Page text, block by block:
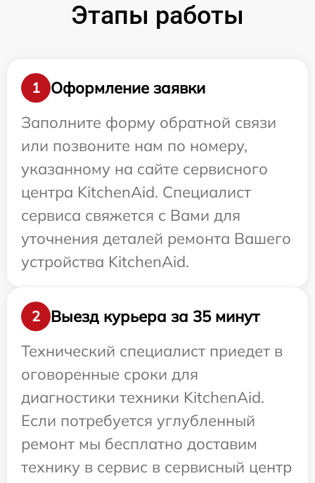
Этапы работы
1
Оформление заявки
Заполните форму обратной связи
или позвоните нам по номеру,
указанному на сайте сервисного
центра KitchenAid. Специалист
сервиса свяжется с Вами для
уточнения деталей ремонта Вашего
устройства KitchenAid.
2
Выезд курьера за 35 минут
Технический специалист приедет в
оговоренные сроки для
диагностики техники KitchenAid.
Если потребуется углубленный
ремонт мы бесплатно доставим
технику в сервис в сервисный центр